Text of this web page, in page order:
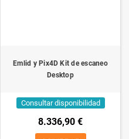
Emlid y Pix4D Kit de escaneo
Desktop
Consultar disponibilidad
8.336,90 €